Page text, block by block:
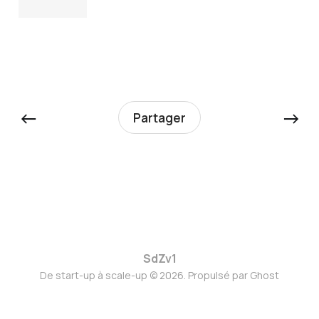
← Partager →
SdZv1
De start-up à scale-up © 2026. Propulsé par Ghost